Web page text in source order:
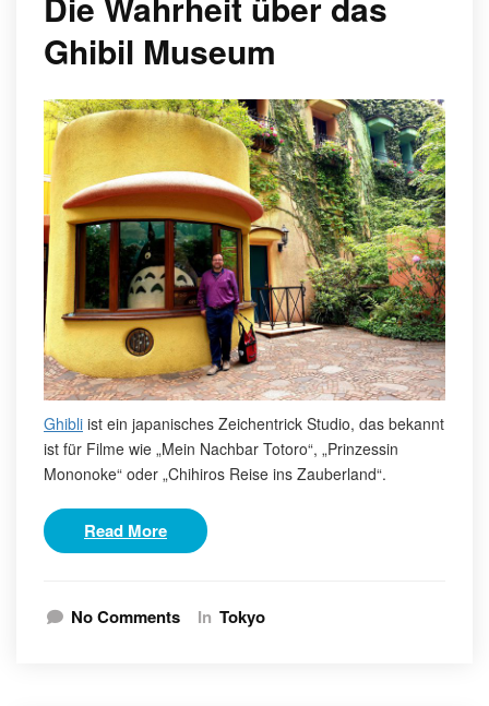
Ghibil Museum
Ghibli ist ein japanisches Zeichentrick Studio, das bekannt
ist für Filme wie „Mein Nachbar Totoro“, „Prinzessin
Mononoke“ oder „Chihiros Reise ins Zauberland“.
Read More
No Comments In Tokyo